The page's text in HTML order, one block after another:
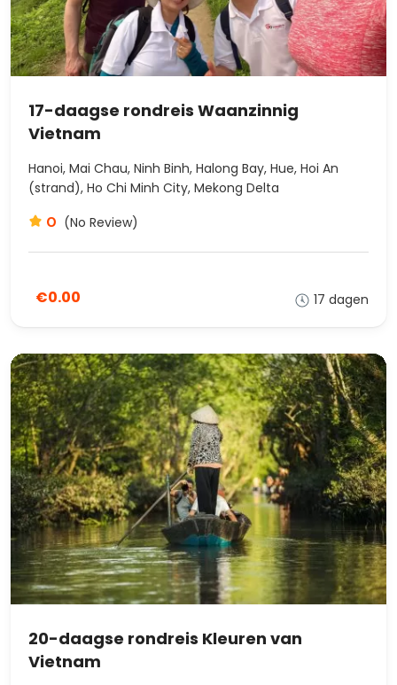
17-daagse rondreis Waanzinnig
Vietnam
Hanoi, Mai Chau, Ninh Binh, Halong Bay, Hue, Hoi An
(strand), Ho Chi Minh City, Mekong Delta
0 (No Review)
€0.00 17 dagen
20-daagse rondreis Kleuren van
Vietnam